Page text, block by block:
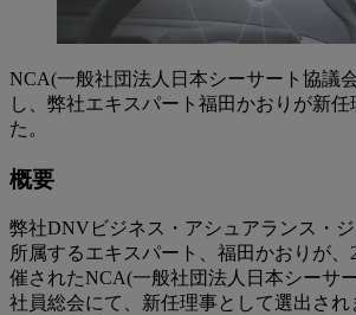
NCA(一般社団法人日本シーサート協議
し、弊社エキスパート福田かおりが新
た。
概要
弊社DNVビジネス・アシュアランス・
所属するエキスパート、福田かおりが、
催されたNCA(一般社団法人日本シーサ
社員総会にて、新任理事として選出さ